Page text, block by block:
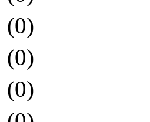
(0)
(0)
(0)